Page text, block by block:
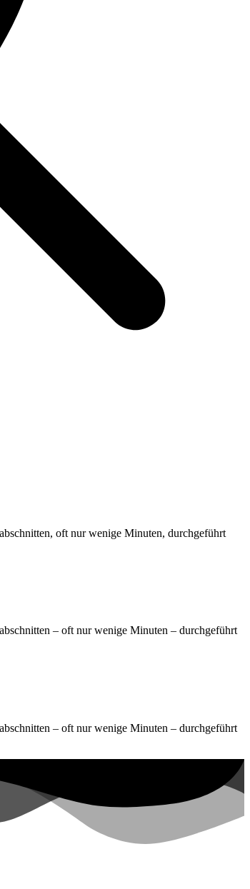
oft nur wenige Minuten, durchgeführt
– oft nur wenige Minuten – durchgeführt
– oft nur wenige Minuten – durchgeführt